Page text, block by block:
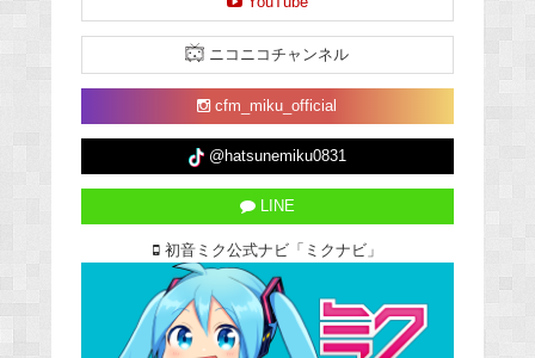
ニコニコチャンネル
cfm_miku_official
@hatsunemiku0831
LINE
初音ミク公式ナビ「ミクナビ」